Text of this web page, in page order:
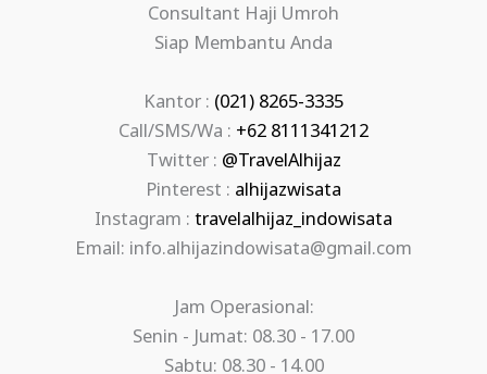
Consultant Haji Umroh
Siap Membantu Anda
Kantor : (021) 8265-3335
Call/SMS/Wa : +62 8111341212
Twitter : @TravelAlhijaz
Pinterest : alhijazwisata
Instagram : travelalhijaz_indowisata
Email: info.alhijazindowisata@gmail.com
Jam Operasional:
Senin - Jumat: 08.30 - 17.00
Sabtu: 08.30 - 14.00